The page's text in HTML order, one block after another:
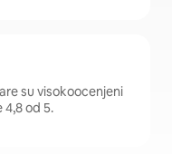
su visokoocenjeni
od 5.